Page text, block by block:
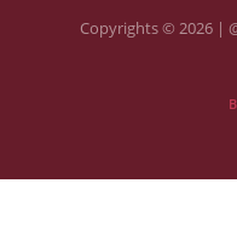
Copyrights © 2026 |